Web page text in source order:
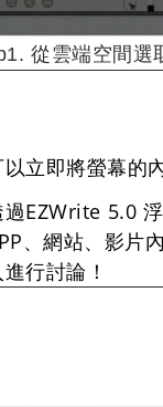
從雲端空間選
以立即將螢幕的
過EZWrite 5.0
、網站、影片
進行討論！